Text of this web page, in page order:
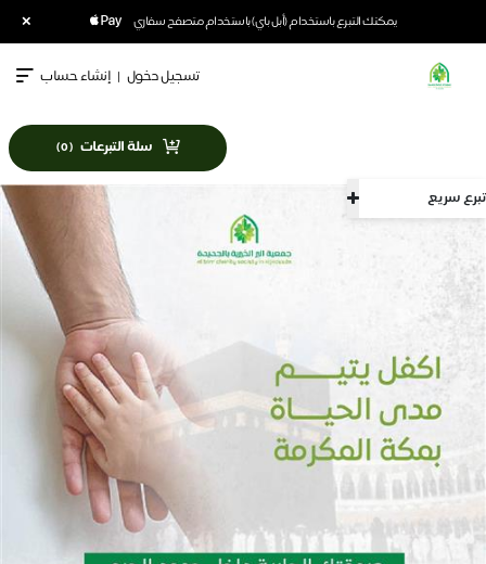
يمكنك التبرع باستخدام (أبل باي) باستخدام متصفح سفاري ×
تبرع سريع
تسجيل دخول | إنشاء حساب
سلة التبرعات (
0
)